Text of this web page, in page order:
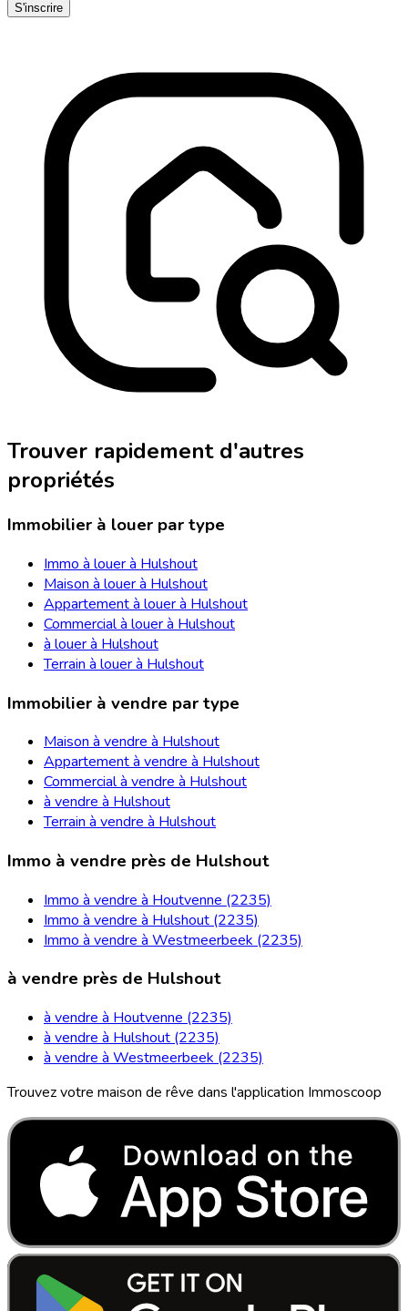
S'inscrire
Trouver rapidement d'autres
propriétés
Immobilier à louer par type
Immo à louer à Hulshout
Maison à louer à Hulshout
Appartement à louer à Hulshout
Commercial à louer à Hulshout
à louer à Hulshout
Terrain à louer à Hulshout
Immobilier à vendre par type
Maison à vendre à Hulshout
Appartement à vendre à Hulshout
Commercial à vendre à Hulshout
à vendre à Hulshout
Terrain à vendre à Hulshout
Immo à vendre près de Hulshout
Immo à vendre à Houtvenne (2235)
Immo à vendre à Hulshout (2235)
Immo à vendre à Westmeerbeek (2235)
à vendre près de Hulshout
à vendre à Houtvenne (2235)
à vendre à Hulshout (2235)
à vendre à Westmeerbeek (2235)
Trouvez votre maison de rêve dans l'application Immoscoop